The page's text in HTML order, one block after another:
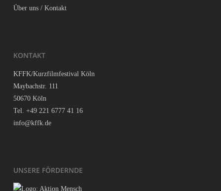
Über uns / Kontakt
KON­TAKT
KFFK/Kurzfilmfestival Köln
May­bach­str. 111
50670 Köln
Tel. +49 221 6777 41 16
info@kffk.de
UNSE­RE FÖRDERNDE